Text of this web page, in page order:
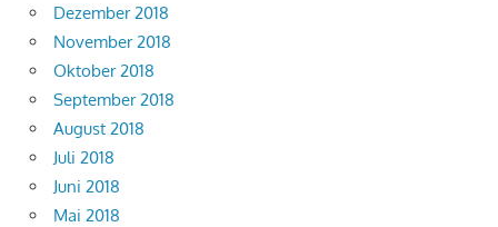
Dezember 2018
November 2018
Oktober 2018
September 2018
August 2018
Juli 2018
Juni 2018
Mai 2018